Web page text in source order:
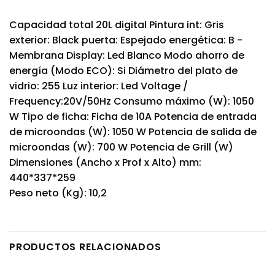
Capacidad total 20L digital Pintura int: Gris
exterior: Black puerta: Espejado energética: B -
Membrana Display: Led Blanco Modo ahorro de
energía (Modo ECO): Si Diámetro del plato de
vidrio: 255 Luz interior: Led Voltage /
Frequency:20V/50Hz Consumo máximo (W): 1050
W Tipo de ficha: Ficha de 10A Potencia de entrada
de microondas (W): 1050 W Potencia de salida de
microondas (W): 700 W Potencia de Grill (W)
Dimensiones (Ancho x Prof x Alto) mm:
440*337*259
Peso neto (Kg): 10,2
PRODUCTOS RELACIONADOS